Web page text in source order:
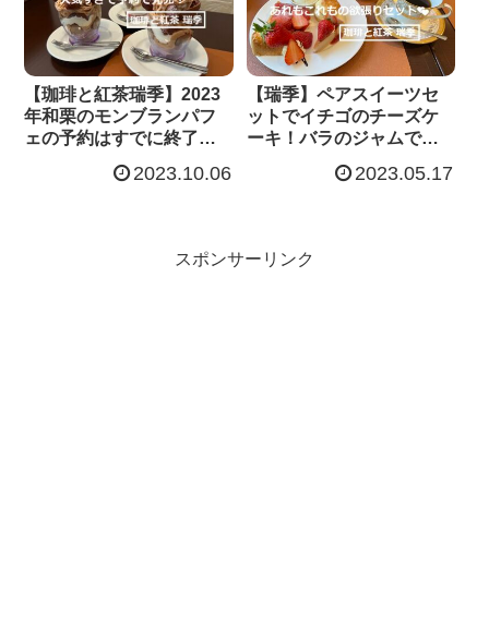
【珈琲と紅茶瑞季】2023
年和栗のモンブランパフ
ェの予約はすでに終了し
2023.10.06
【瑞季】ペアスイーツセ
ットでイチゴのチーズケ
ーキ！バラのジャムで食
(熊本県阿蘇市)2023.05.17
スポンサーリンク